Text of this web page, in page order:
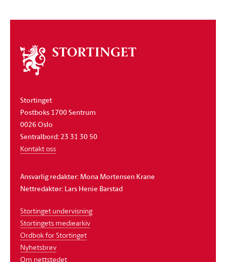
Om
stortinget
Stortinget
Postboks 1700 Sentrum
0026 Oslo
Sentralbord: 23 31 30 50
Kontakt oss
Ansvarlig redaktør: Mona Mortensen Krane
Nettredaktør: Lars Henie Barstad
Stortinget undervisning
Stortingets mediearkiv
Ordbok for Stortinget
Nyhetsbrev
Om nettstedet